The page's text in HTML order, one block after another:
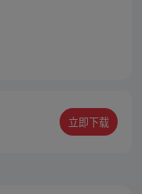
立即下载